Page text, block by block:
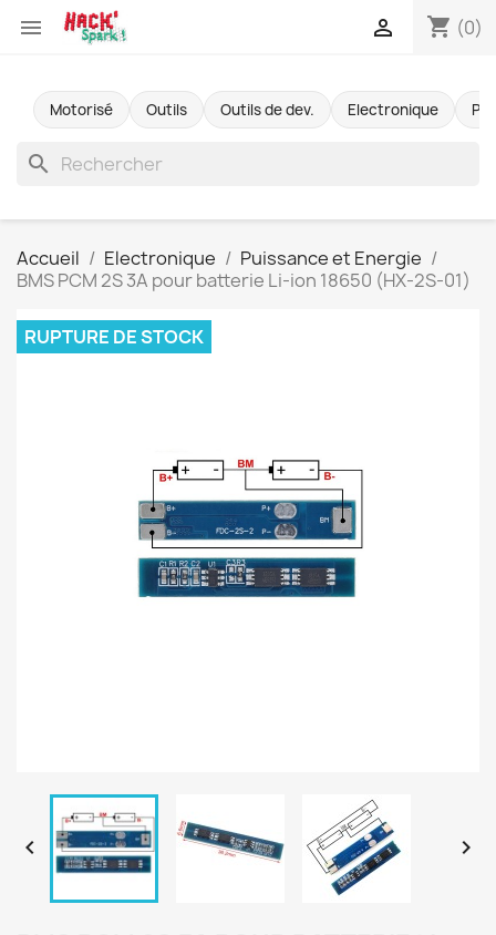
 shopping_cart (0)

Motorisé Outils Outils de dev. Electronique
search
Accueil Electronique
Puissance et Energie
BMS PCM 2S 3A pour batterie Li-ion 18650 (HX-2S-01)
RUPTURE DE STOCK
 